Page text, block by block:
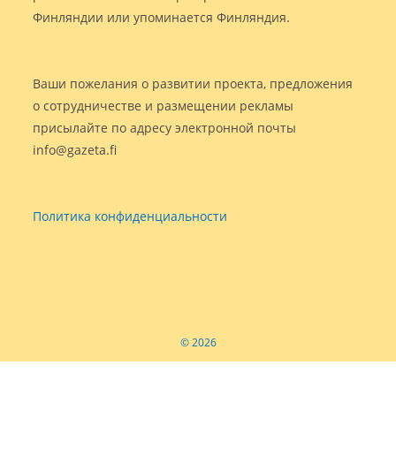
Финляндии или упоминается Финляндия.
Ваши пожелания о развитии проекта, предложения
о сотрудничестве и размещении рекламы
присылайте по адресу электронной почты
info@gazeta.fi
Политика конфиденциальности
© 2026